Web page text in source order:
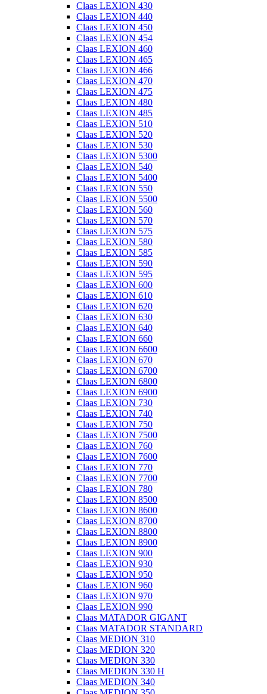
Claas LEXION 430
Claas LEXION 440
Claas LEXION 450
Claas LEXION 454
Claas LEXION 460
Claas LEXION 465
Claas LEXION 466
Claas LEXION 470
Claas LEXION 475
Claas LEXION 480
Claas LEXION 485
Claas LEXION 510
Claas LEXION 520
Claas LEXION 530
Claas LEXION 5300
Claas LEXION 540
Claas LEXION 5400
Claas LEXION 550
Claas LEXION 5500
Claas LEXION 560
Claas LEXION 570
Claas LEXION 575
Claas LEXION 580
Claas LEXION 585
Claas LEXION 590
Claas LEXION 595
Claas LEXION 600
Claas LEXION 610
Claas LEXION 620
Claas LEXION 630
Claas LEXION 640
Claas LEXION 660
Claas LEXION 6600
Claas LEXION 670
Claas LEXION 6700
Claas LEXION 6800
Claas LEXION 6900
Claas LEXION 730
Claas LEXION 740
Claas LEXION 750
Claas LEXION 7500
Claas LEXION 760
Claas LEXION 7600
Claas LEXION 770
Claas LEXION 7700
Claas LEXION 780
Claas LEXION 8500
Claas LEXION 8600
Claas LEXION 8700
Claas LEXION 8800
Claas LEXION 8900
Claas LEXION 900
Claas LEXION 930
Claas LEXION 950
Claas LEXION 960
Claas LEXION 970
Claas LEXION 990
Claas MATADOR GIGANT
Claas MATADOR STANDARD
Claas MEDION 310
Claas MEDION 320
Claas MEDION 330
Claas MEDION 330 H
Claas MEDION 340